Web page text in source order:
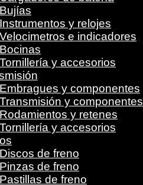
Bujías
Instrumentos y relojes
Velocimetros e indicadores
Bocinas
Tornillería y accesorios
Embragues y componentes
Transmisión y componentes
Rodamientos y retenes
Tornillería y accesorios
Discos de freno
Pinzas de freno
Pastillas de freno